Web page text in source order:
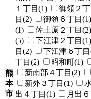
熊
本
市
１丁目(1)
御領２
目(2)
御領６丁目(1)
(1)
佐土原２丁目(2)
(5)
下江津２丁目(1)
目(2)
下江津６丁目
丁目(2)
昭和町(1)
新南部４丁目(2)
新外３丁目(1)
出４丁目(1)
月出